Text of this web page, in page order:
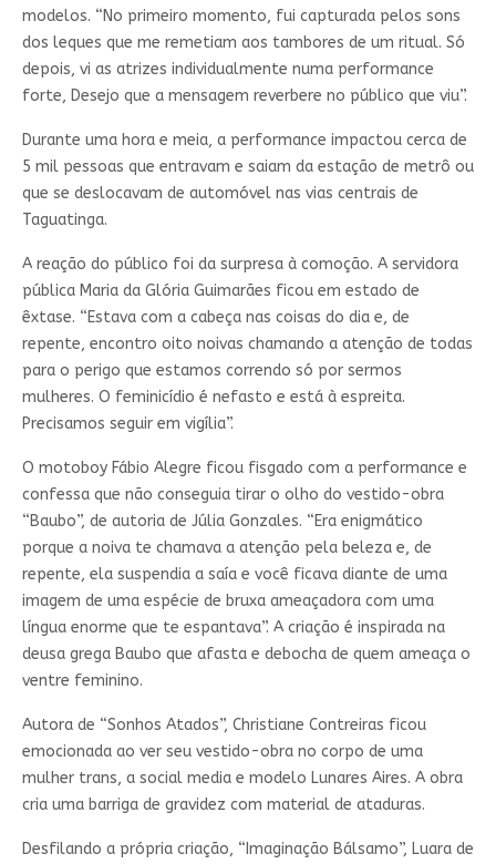
modelos. “No primeiro momento, fui capturada pelos sons
dos leques que me remetiam aos tambores de um ritual. Só
depois, vi as atrizes individualmente numa performance
forte, Desejo que a mensagem reverbere no público que viu”.
Durante uma hora e meia, a performance impactou cerca de
5 mil pessoas que entravam e saiam da estação de metrô ou
que se deslocavam de automóvel nas vias centrais de
Taguatinga.
A reação do público foi da surpresa à comoção. A servidora
pública Maria da Glória Guimarães ficou em estado de
êxtase. “Estava com a cabeça nas coisas do dia e, de
repente, encontro oito noivas chamando a atenção de todas
para o perigo que estamos correndo só por sermos
mulheres. O feminicídio é nefasto e está à espreita.
Precisamos seguir em vigília”.
O motoboy Fábio Alegre ficou fisgado com a performance e
confessa que não conseguia tirar o olho do vestido-obra
“Baubo”, de autoria de Júlia Gonzales. “Era enigmático
porque a noiva te chamava a atenção pela beleza e, de
repente, ela suspendia a saía e você ficava diante de uma
imagem de uma espécie de bruxa ameaçadora com uma
língua enorme que te espantava”. A criação é inspirada na
deusa grega Baubo que afasta e debocha de quem ameaça o
ventre feminino.
Autora de “Sonhos Atados”, Christiane Contreiras ficou
emocionada ao ver seu vestido-obra no corpo de uma
mulher trans, a social media e modelo Lunares Aires. A obra
cria uma barriga de gravidez com material de ataduras.
Desfilando a própria criação, “Imaginação Bálsamo”, Luara de